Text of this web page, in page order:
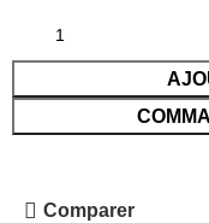
Comparer